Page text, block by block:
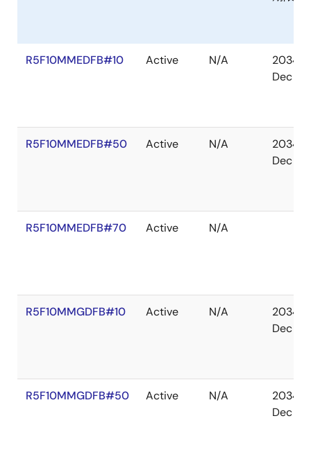
R5F10MMEDFB#10 Active N/A
2034
Dec
R5F10MMEDFB#50 Active N/A
2034
Dec
R5F10MMEDFB#70 Active N/A
R5F10MMGDFB#10 Active N/A
2034
Dec
R5F10MMGDFB#50 Active N/A
2034
Dec